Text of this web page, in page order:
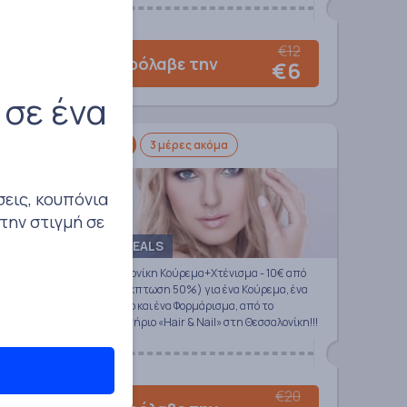
ένα
κουπόνια
στιγμή σε
Πρόλαβε την
€12
€6
50€
€50
3 μέρες ακόμα
BODYDEALS
Θεσσαλονίκη Κούρεμα+Xτένισμα - 10€ από
20€ (Έκπτωση 50%) για ένα Κούρεμα, ένα
Λούσιμο και ένα Φορμάρισμα, από το
κομμωτήριο «Hair & Nail» στη Θεσσαλονίκη!!!
€20